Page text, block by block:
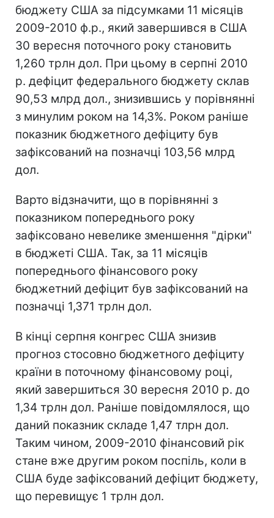
бюджету США за підсумками 11 місяців
2009-2010 ф.р., який завершився в США
30 вересня поточного року становить
1,260 трлн дол. При цьому в серпні 2010
р. дефіцит федерального бюджету склав
90,53 млрд дол., знизившись у порівнянні
з минулим роком на 14,3%. Роком раніше
показник бюджетного дефіциту був
зафіксований на позначці 103,56 млрд
дол.
Варто відзначити, що в порівнянні з
показником попереднього року
зафіксовано невелике зменшення "дірки"
в бюджеті США. Так, за 11 місяців
попереднього фінансового року
бюджетний дефіцит був зафіксований на
позначці 1,371 трлн дол.
В кінці серпня конгрес США знизив
прогноз стосовно бюджетного дефіциту
країни в поточному фінансовому році,
який завершиться 30 вересня 2010 р. до
1,34 трлн дол. Раніше повідомлялося, що
даний показник складе 1,47 тлрн дол.
Таким чином, 2009-2010 фінансовий рік
стане вже другим роком поспіль, коли в
США буде зафіксований дефіцит бюджету,
що перевищує 1 трлн дол.